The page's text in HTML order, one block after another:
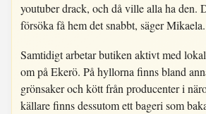
youtuber drack, och då ville alla ha den.
försöka få hem det snabbt, säger Mikaela.
Samtidigt arbetar butiken aktivt med
om på Ekerö. På hyllorna finns bland
grönsaker och kött från producenter i
källare finns dessutom ett bageri som